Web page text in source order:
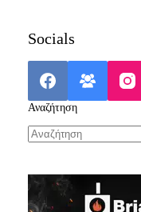
Socials
Αναζήτηση